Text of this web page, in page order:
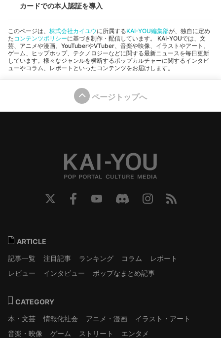
カードでの本人認証を導入
このページは、 株式会社カイユウに所属するKAI-YOU編集部が、独自に定め
た コンテンツポリシーに基づき制作・配信しています。 KAI-YOUでは、文
芸、アニメや漫画、YouTuberやVTuber、音楽や映像、イラストやアート、
ゲーム、ヒップホップ、テクノロジーなどに関する最新ニュースを毎日更新
しています。様々なジャンルを横断するポップカルチャーに関するインタビ
ューやコラム、レポートといったコンテンツをお届けします。
ページトップへ
ARTICLE
記事一覧
注目記事 ランキング コラム
レポート
レビュー
インタビュー ポップなまとめ記事
CATEGORY
本・文芸
情報化社会 アニメ・漫画
イラスト・アート
音楽・映像
ゲーム ストリート エンタメ